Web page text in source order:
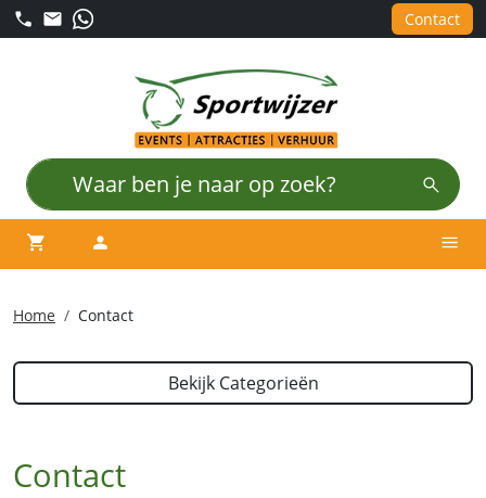
Contact
winkelwagen
account
Home Contact
Bekijk Categorieën
Contact